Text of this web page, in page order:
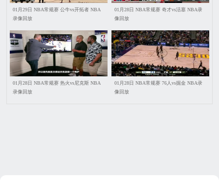
01月29日 NBA常规赛 公牛vs开拓者 NBA
录像回放
01月28日 NBA常规赛 奇才vs活塞 NBA录
像回放
01月28日 NBA常规赛 热火vs尼克斯 NBA
录像回放
01月28日 NBA常规赛 76人vs掘金 NBA录
像回放